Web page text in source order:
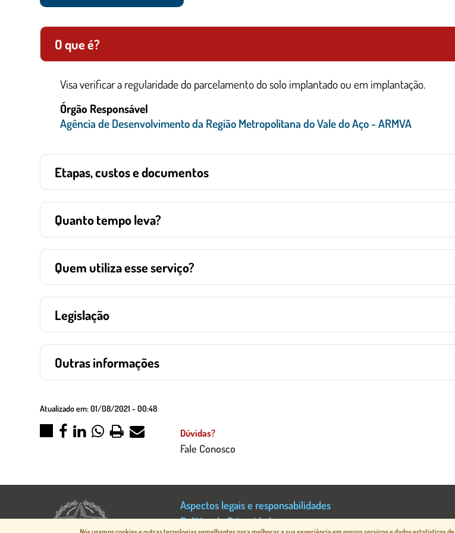
O que é?
Visa verificar a regularidade do parcelamento do solo implantado ou em implantação.
Órgão Responsável
Agência de Desenvolvimento da Região Metropolitana do Vale do Aço - ARMVA
Etapas, custos e documentos
Quanto tempo leva?
Quem utiliza esse serviço?
Legislação
Outras informações
Atualizado em:01/08/2021 - 00:48
Dúvidas?
Fale Conosco
Aspectos legais e responsabilidades
Política de Privacidade